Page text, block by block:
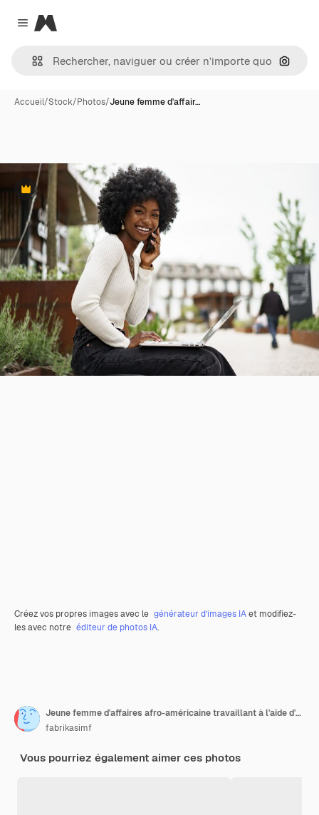
Close menu
Magnific
Accueil/Stock/Photos/Jeune femme d'affair…
Premium
Créez vos propres images avec le générateur d’images IAet modifiez-
les avec notre éditeur de photos IA.
Jeune femme d'affaires afro-américaine travaillant à l'aide d'un ordinateur portable assis sur le banc de la ville
fabrikasimf
Vous pourriez également aimer ces photos